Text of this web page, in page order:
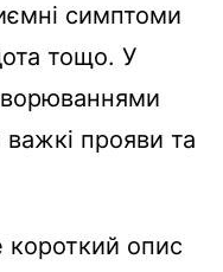
симптоми
тощо. У
прояви та
опис